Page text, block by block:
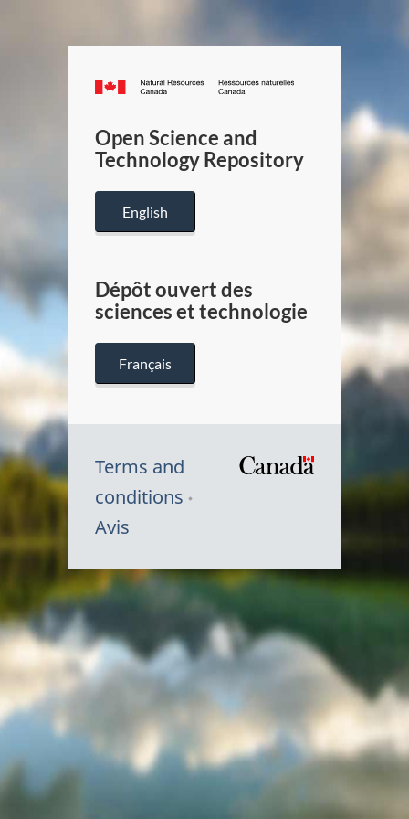
Canada.ca
/
Canada
Open Science and
Technology Repository
English
Dépôt ouvert des
sciences et technologie
Français
Terms and
conditions
Avis
Symbole
du